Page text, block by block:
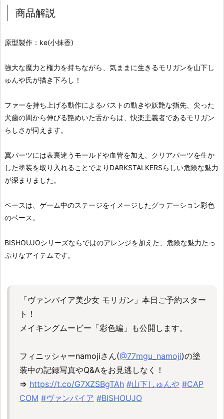
商品解説
原型製作：ke(小抹香)
強大な魔力と権力を持ちながら、気ままに生きるモリガンを山下し
ゅんや氏が描き下ろし！
ファーを持ち上げる動作によるバストの動きや妖艶な指先、尖った
犬歯の間から伸びる艶めいた舌からは、快楽主義者であるモリガン
らしさが伺えます。
翼パーツには表裏違うモールドや血管を加え、クリアパーツを生か
した塗装を取り入れることでよりDARKSTALKERSらしい危険な魅力
が深まりました。
ベースは、ゲーム中のステージをイメージしたグラデーション彩色
のベース。
BISHOUJOシリーズならではのアレンジを加えた、危険な魅力たっ
ぷりなアイテムです。
「ヴァンパイア美少女 モリガン」本日ご予約スター
ト！
メイキングムービー「彩色編」も公開します。
フィニッシャーnamojiさん(@77mgu_namoji)の塗
装中の記録写真やQ&Aをお見逃しなく！
⇒ https://t.co/G7XZSBgTAh #山下しゅんや #CAP
COM #ヴァンパイア #BISHOUJO